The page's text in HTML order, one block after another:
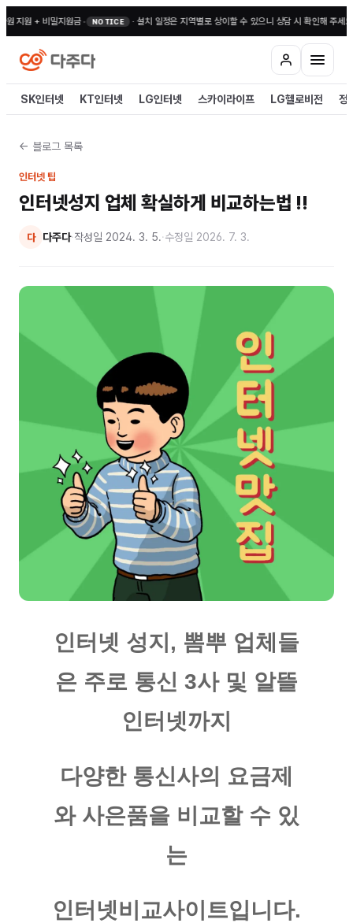
원 + 비밀지원금• NOTICE ·설치 일정은 지역별로 상이할 수 있으니 상담 시 확인해 주세요•전
SK인터넷 KT인터넷 LG인터넷 스카이라이프 LG헬로비전 정
← 블로그 목록
인터넷 팁
인터넷성지 업체 확실하게 비교하는법 !!
다 다주다·작성일 2024. 3. 5.·수정일 2026. 7. 3.
인터넷 성지, 뽐뿌 업체들
은 주로 통신 3사 및 알뜰
인터넷까지
다양한 통신사의 요금제
와 사은품을 비교할 수 있
는
인터넷비교사이트입니다.